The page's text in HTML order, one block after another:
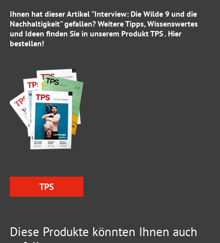
Ihnen hat dieser Artikel "Interview: Die Wilde 9 und die
Nachhaltigkeit" gefallen? Weitere Tipps, Wissenswertes
und Ideen finden Sie in unserem ProduktTPS . Hier
bestellen!
TPS
Diese Produkte könnten Ihnen auch